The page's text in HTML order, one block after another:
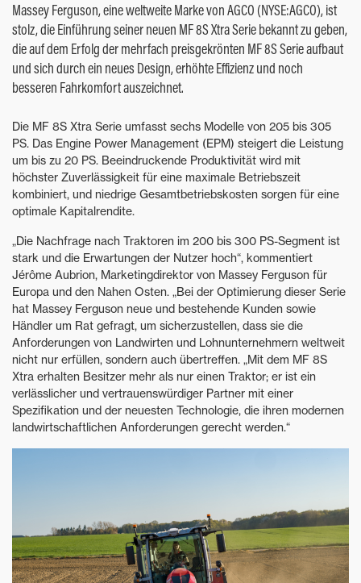
Massey Ferguson, eine weltweite Marke von AGCO (NYSE:AGCO), ist
stolz, die Einführung seiner neuen MF 8S Xtra Serie bekannt zu geben,
die auf dem Erfolg der mehrfach preisgekrönten MF 8S Serie aufbaut
und sich durch ein neues Design, erhöhte Effizienz und noch
besseren Fahrkomfort auszeichnet.
Die MF 8S Xtra Serie umfasst sechs Modelle von 205 bis 305
PS. Das Engine Power Management (EPM) steigert die Leistung
um bis zu 20 PS. Beeindruckende Produktivität wird mit
höchster Zuverlässigkeit für eine maximale Betriebszeit
kombiniert, und niedrige Gesamtbetriebskosten sorgen für eine
optimale Kapitalrendite.
„Die Nachfrage nach Traktoren im 200 bis 300 PS-Segment ist
stark und die Erwartungen der Nutzer hoch“, kommentiert
Jérôme Aubrion, Marketingdirektor von Massey Ferguson für
Europa und den Nahen Osten. „Bei der Optimierung dieser Serie
hat Massey Ferguson neue und bestehende Kunden sowie
Händler um Rat gefragt, um sicherzustellen, dass sie die
Anforderungen von Landwirten und Lohnunternehmern weltweit
nicht nur erfüllen, sondern auch übertreffen. „Mit dem MF 8S
Xtra erhalten Besitzer mehr als nur einen Traktor; er ist ein
verlässlicher und vertrauenswürdiger Partner mit einer
Spezifikation und der neuesten Technologie, die ihren modernen
landwirtschaftlichen Anforderungen gerecht werden.“